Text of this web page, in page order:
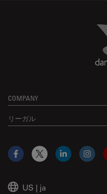
COMPANY
リーガル
US | ja
Facebook
X LinkedIn